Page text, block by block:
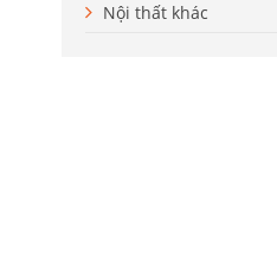
Nội thất khác